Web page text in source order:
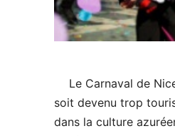
Le Carnaval de
soit devenu trop
dans la culture